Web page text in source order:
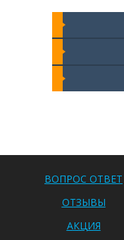
ВОПРОС ОТВЕТ
ОТЗЫВЫ
АКЦИЯ